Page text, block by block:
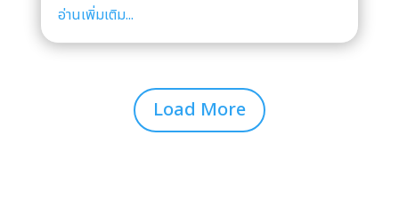
อ่านเพิ่มเติม...
Load More